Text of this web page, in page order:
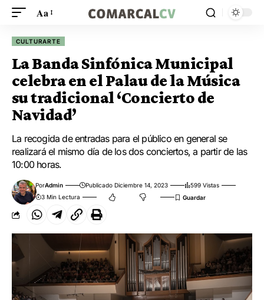
Aa
CULTURARTE
La Banda Sinfónica Municipal
celebra en el Palau de la Música
su tradicional ‘Concierto de
Navidad’
La recogida de entradas para el público en general se
realizará el mismo día de los dos conciertos, a partir de las
10:00 horas.
PorAdmin Publicado Diciembre 14, 2023
599 Vistas
3 Min Lectura